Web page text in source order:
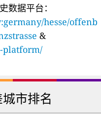
数据平台：
hesse/offenb
&
platform/
市排名